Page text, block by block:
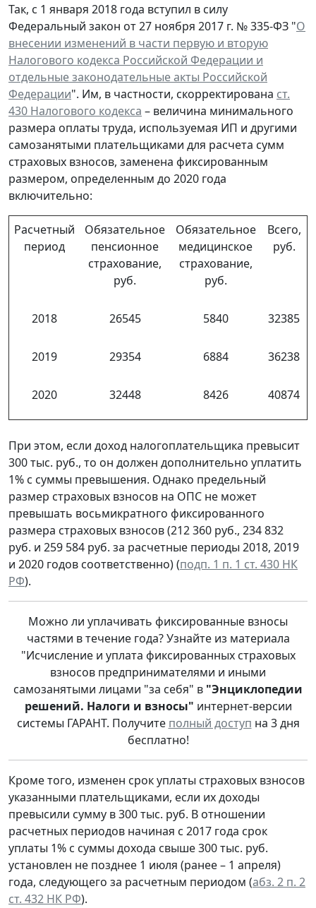
Так, с 1 января 2018 года вступил в силу
Федеральный закон от 27 ноября 2017 г. № 335-ФЗ "О
внесении изменений в части первую и вторую
Налогового кодекса Российской Федерации и
отдельные законодательные акты Российской
Федерации". Им, в частности, скорректирована ст.
430 Налогового кодекса – величина минимального
размера оплаты труда, используемая ИП и другими
самозанятыми плательщиками для расчета сумм
страховых взносов, заменена фиксированным
размером, определенным до 2020 года
включительно:
Расчетный
период
Обязательное
пенсионное
страхование,
руб.
Обязательное
медицинское
страхование,
руб.
Всего,
руб.
2018 26545 5840 32385
2019 29354 6884 36238
2020 32448 8426 40874
При этом, если доход налогоплательщика превысит
300 тыс. руб., то он должен дополнительно уплатить
1% с суммы превышения. Однако предельный
размер страховых взносов на ОПС не может
превышать восьмикратного фиксированного
размера страховых взносов (212 360 руб., 234 832
руб. и 259 584 руб. за расчетные периоды 2018, 2019
и 2020 годов соответственно) (подп. 1 п. 1 ст. 430 НК
РФ).
Можно ли уплачивать фиксированные взносы
частями в течение года? Узнайте из материала
"Исчисление и уплата фиксированных страховых
взносов предпринимателями и иными
самозанятыми лицами "за себя" в "Энциклопедии
решений. Налоги и взносы" интернет-версии
системы ГАРАНТ. Получите полный доступ на 3 дня
бесплатно!
Кроме того, изменен срок уплаты страховых взносов
указанными плательщиками, если их доходы
превысили сумму в 300 тыс. руб. В отношении
расчетных периодов начиная с 2017 года срок
уплаты 1% с суммы дохода свыше 300 тыс. руб.
установлен не позднее 1 июля (ранее – 1 апреля)
года, следующего за расчетным периодом (абз. 2 п. 2
ст. 432 НК РФ).